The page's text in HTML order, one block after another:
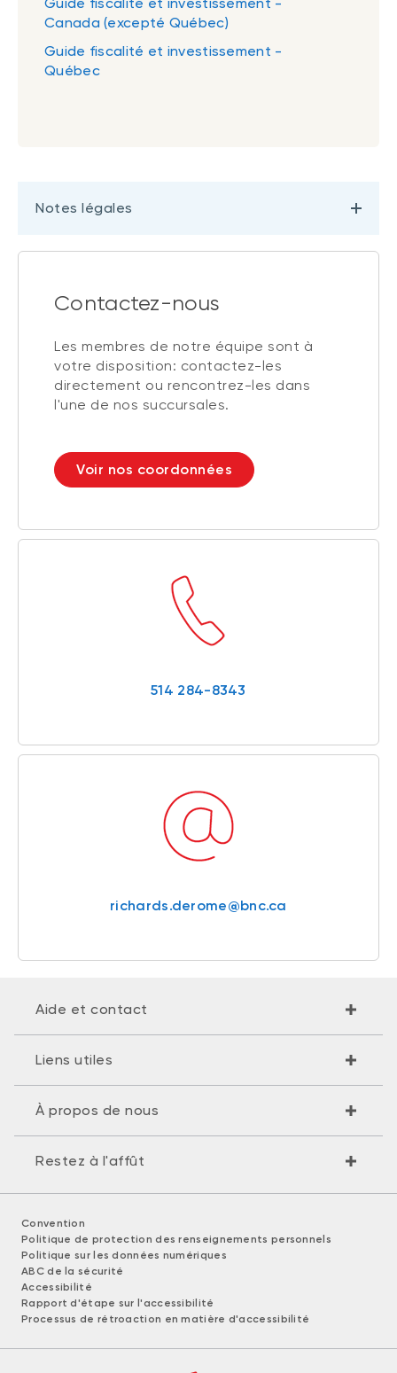
Guide fiscalité et investissement -
Canada (excepté Québec)
Guide fiscalité et investissement -
Québec
Notes légales
Contactez-nous
Les membres de notre équipe sont à
votre disposition: contactez-les
directement ou rencontrez-les dans
l'une de nos succursales.
Voir nos coordonnées
514 284-8343
richards.derome@bnc.ca
Aide et contact
Liens utiles
À propos de nous
Restez à l'affût
Convention
Politique de protection des renseignements personnels
Politique sur les données numériques
ABC de la sécurité
Accessibilité
Rapport d'étape sur l'accessibilité
Processus de rétroaction en matière d'accessibilité